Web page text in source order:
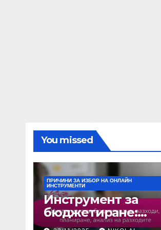
You missed
ПРИЧИНИ ЗА ИЗБОР НА ОНЛАЙН
ИНСТРУМЕНТИ
Инструмент за
бюджетиране:
разходи,